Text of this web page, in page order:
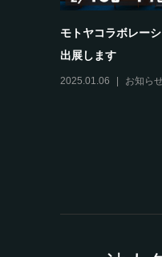
モトヤコラボレー
出展します
2025.01.06 お知ら